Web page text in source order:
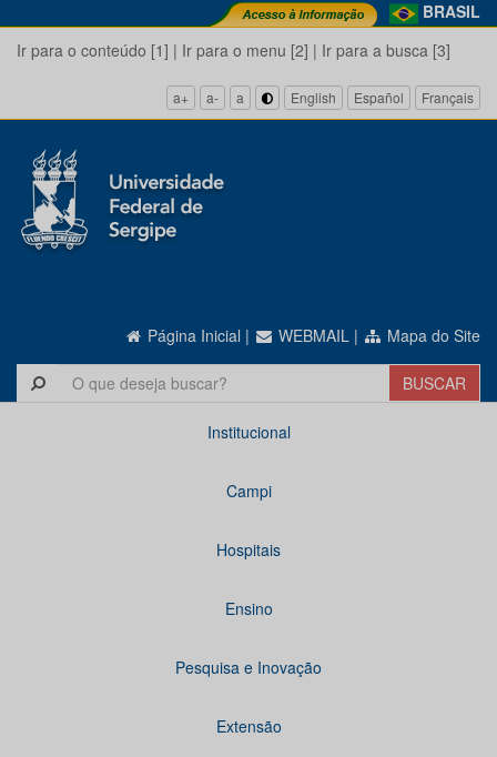
BRASIL
Ir para o conteúdo [1] | Ir para o menu [2] | Ir para a busca [3]
a+ a- a English Español Français
Página Inicial | WEBMAIL | Mapa do Site
Institucional
Campi
Hospitais
Ensino
Pesquisa e Inovação
Extensão